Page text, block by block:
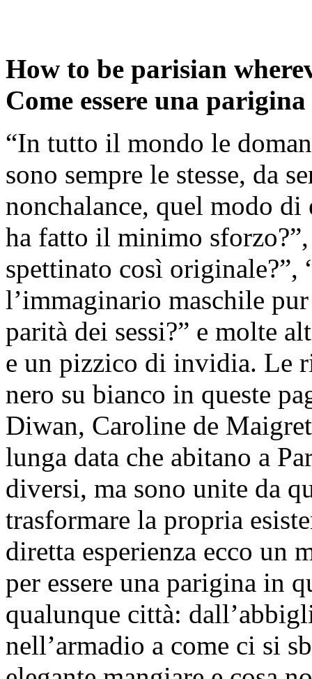
How to be parisian
Come essere una
“In tutto il mondo le
sono sempre le stesse, da
nonchalance, quel modo di
ha fatto il minimo
spettinato così originale?”,
l’immaginario maschile
parità dei sessi?” e molte
e un pizzico di invidia. Le
nero su bianco in queste
Diwan, Caroline de
lunga data che abitano a
diversi, ma sono unite da
trasformare la propria
diretta esperienza ecco un
per essere una parigina in
qualunque città:
nell’armadio a come ci si